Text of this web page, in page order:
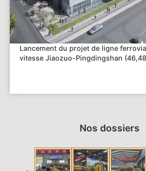
Lancement du projet de ligne
vitesse Jiaozuo-Pingdingshan
Construction Group domine le
Nos dossiers